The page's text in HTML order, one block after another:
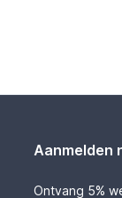
Aanmelden
Ontvang 5%